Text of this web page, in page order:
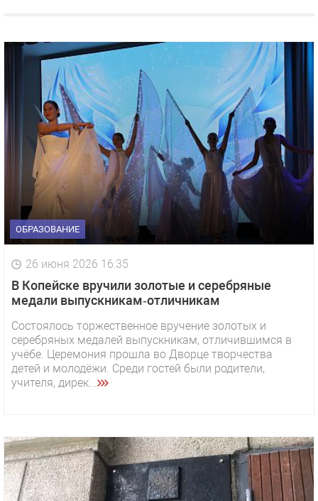
ОБРАЗОВАНИЕ
26 июня 2026 16:35
В Копейске вручили золотые и серебряные
медали выпускникам‑отличникам
Состоялось торжественное вручение золотых и
серебряных медалей выпускникам, отличившимся в
учёбе. Церемония прошла во Дворце творчества
детей и молодёжи. Среди гостей были родители,
учителя, дирек...